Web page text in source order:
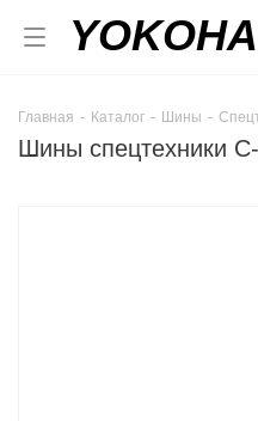
Главная - Каталог - Шины -
Шины спецтехники